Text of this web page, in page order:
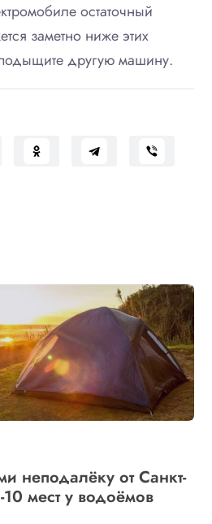
остаточный
заметно ниже этих
другую машину.
неподалёку от Санкт-
мест у водоёмов